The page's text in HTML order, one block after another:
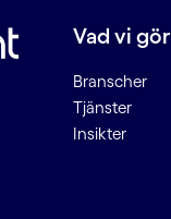
(BaaS)
push-
Vad vi gör
Branscher
Tjänster
Insikter